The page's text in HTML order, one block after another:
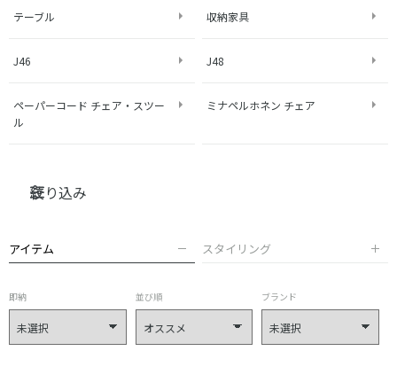
テーブル 収納家具
J46 J48
ペーパーコード チェア・スツー
ル
ミナペルホネン チェア
絞り込み
アイテム スタイリング
即納 並び順 ブランド